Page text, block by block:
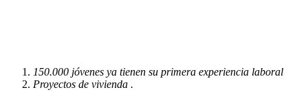
150.000 jóvenes ya tienen su primera experiencia laboral
Proyectos de vivienda .